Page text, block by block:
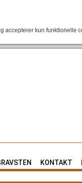
KONTAKT
accepterer kun funktionelle